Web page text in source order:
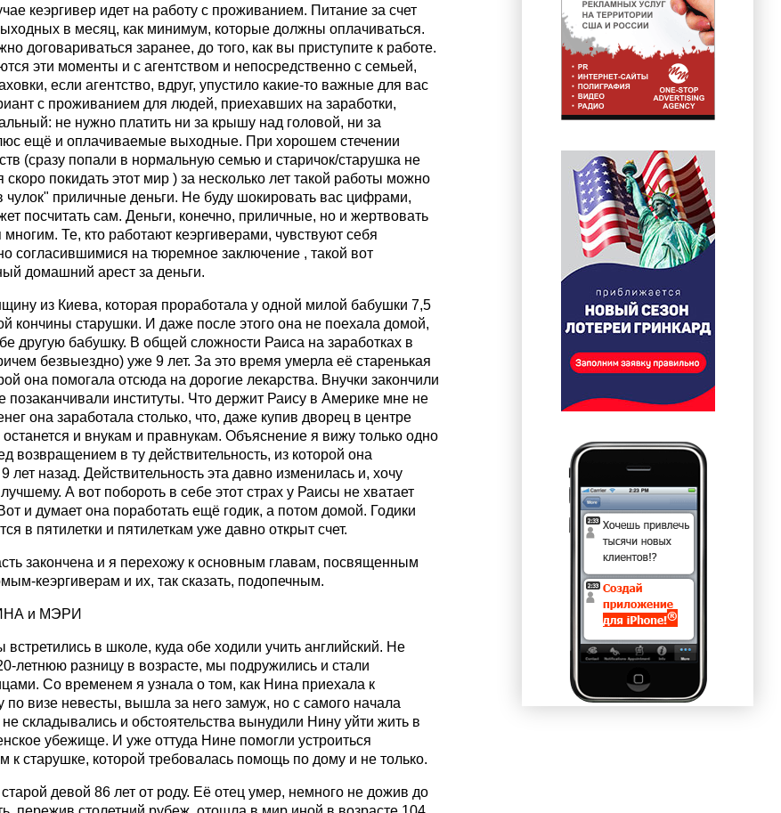
кеэргивер идет на работу с проживанием. Питание за счет
в месяц, как минимум, которые должны оплачиваться.
договариваться заранее, до того, как вы приступите к работе.
эти моменты и с агентством и непосредственно с семьей,
если агентство, вдруг, упустило какие-то важные для вас
с проживанием для людей, приехавших на заработки,
не нужно платить ни за крышу над головой, ни за
ещё и оплачиваемые выходные. При хорошем стечении
(сразу попали в нормальную семью и старичок/старушка не
скоро покидать этот мир ) за несколько лет такой работы можно
чулок" приличные деньги. Не буду шокировать вас цифрами,
посчитать сам. Деньги, конечно, приличные, но и жертвовать
многим. Те, кто работают кеэргиверами, чувствуют себя
согласившимися на тюремное заключение , такой вот
домашний арест за деньги.
из Киева, которая проработала у одной милой бабушки 7,5
кончины старушки. И даже после этого она не поехала домой,
другую бабушку. В общей сложности Раиса на заработках в
безвыездно) уже 9 лет. За это время умерла её старенькая
она помогала отсюда на дорогие лекарства. Внучки закончили
позаканчивали институты. Что держит Раису в Америке мне не
она заработала столько, что, даже купив дворец в центре
и внукам и правнукам. Объяснение я вижу только одно
возвращением в ту действительность, из которой она
лет назад. Действительность эта давно изменилась и, хочу
лучшему. А вот побороть в себе этот страх у Раисы не хватает
и думает она поработать ещё годик, а потом домой. Годики
в пятилетки и пятилеткам уже давно открыт счет.
закончена и я перехожу к основным главам, посвященным
кеэргиверам и их, так сказать, подопечным.
и МЭРИ
в школе, куда обе ходили учить английский. Не
летнюю разницу в возрасте, мы подружились и стали
Со временем я узнала о том, как Нина приехала к
по визе невесты, вышла за него замуж, но с самого начала
складывались и обстоятельства вынудили Нину уйти жить в
убежище. И уже оттуда Нине помогли устроиться
к старушке, которой требовалась помощь по дому и не только.
девой 86 лет от роду. Её отец умер, немного не дожив до